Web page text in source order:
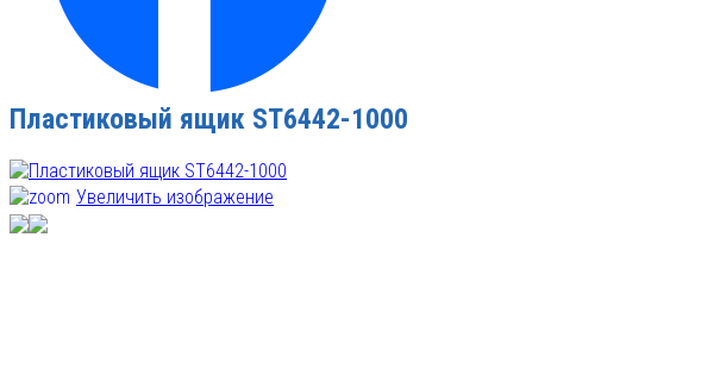
Пластиковый ящик ST6442-1000
Увеличить изображение